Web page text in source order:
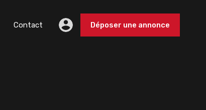
Contact Déposer une annonce